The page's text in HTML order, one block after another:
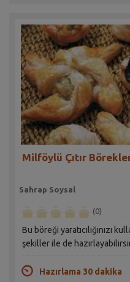
Milföylü Çıtır
Sahrap Soysal
(0)
Bu böreği yaratıcılığınızı
şekiller ile de
Hazırlama 30 dakika